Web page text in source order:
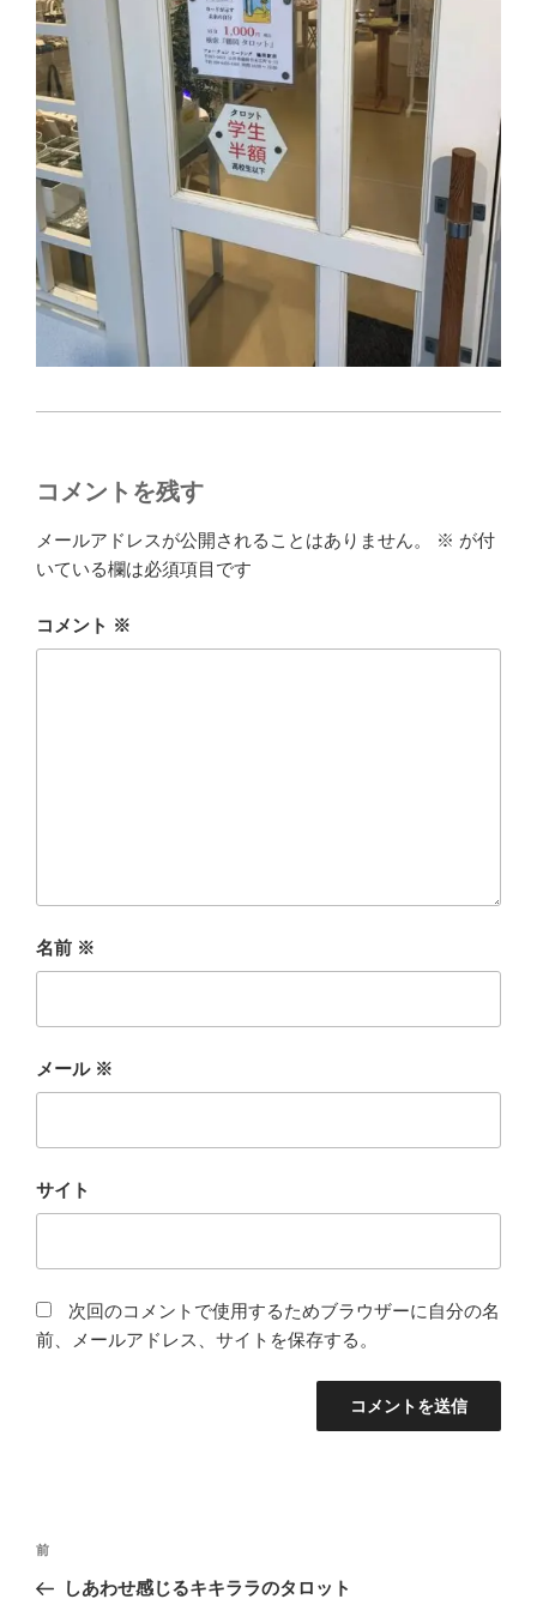
コメントを残す
メールアドレスが公開されることはありません。 ※ が付
いている欄は必須項目です
コメント ※
名前 ※
メール ※
サイト
次回のコメントで使用するためブラウザーに自分の名
前、メールアドレス、サイトを保存する。
投
前
の
前
しあわせ感じるキキララのタロット